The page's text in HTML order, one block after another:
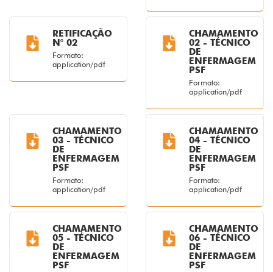
RETIFICAÇÃO
N° 02
Formato:
application/pdf
CHAMAMENTO
02 - TÉCNICO
DE
ENFERMAGEM
PSF
Formato:
application/pdf
CHAMAMENTO
03 - TÉCNICO
DE
ENFERMAGEM
PSF
Formato:
application/pdf
CHAMAMENTO
04 - TÉCNICO
DE
ENFERMAGEM
PSF
Formato:
application/pdf
CHAMAMENTO
05 - TÉCNICO
DE
ENFERMAGEM
PSF
CHAMAMENTO
06 - TÉCNICO
DE
ENFERMAGEM
PSF